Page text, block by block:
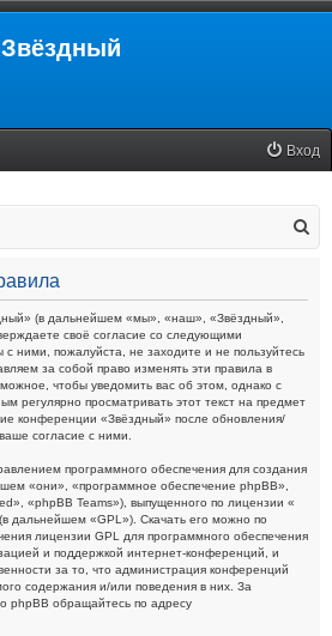
Звёздный
Вход
(в дальнейшем «мы», «наш», «Звёздный»,
своё согласие со следующими
ними, пожалуйста, не заходите и не пользуйтесь
за собой право изменять эти правила в
чтобы уведомить вас об этом, однако с
регулярно просматривать этот текст на предмет
конференции «Звёздный» после обновления/
согласие с ними.
программного обеспечения для создания
«они», «программное обеспечение phpBB»,
«phpBB Teams»), выпущенного по лицензии «
дальнейшем «GPL»). Скачать его можно по
лицензии GPL для программного обеспечения
и поддержкой интернет-конференций, и
за то, что администрация конференций
содержания и/или поведения в них. За
phpBB обращайтесь по адресу